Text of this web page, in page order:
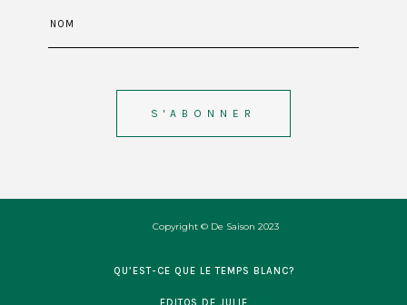
Copyright © De Saison 2023
QU’EST-CE QUE LE TEMPS BLANC?